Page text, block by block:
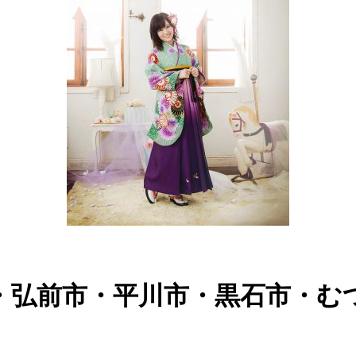
弘前市・平川市・黒石市・む